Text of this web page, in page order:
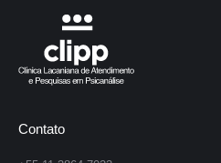
Contato